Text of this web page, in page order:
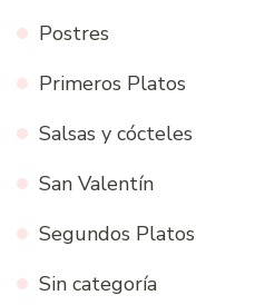
Postres
Primeros Platos
Salsas y cócteles
San Valentín
Segundos Platos
Sin categoría